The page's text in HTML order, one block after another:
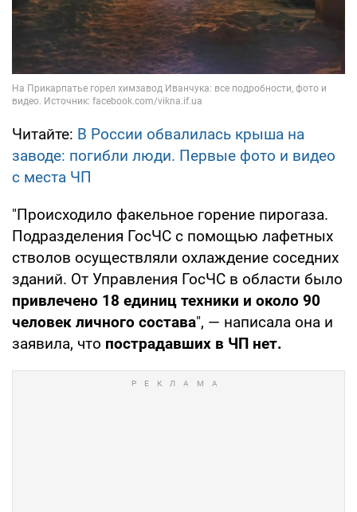
Читайте: В России обвалилась крыша на
заводе: погибли люди. Первые фото и видео
с места ЧП
"Происходило факельное горение пирогаза.
Подразделения ГосЧС с помощью лафетных
стволов осуществляли охлаждение соседних
зданий. От Управления ГосЧС в области было
привлечено 18 единиц техники и около 90
человек личного состава", — написала она и
заявила, что пострадавших в ЧП нет.